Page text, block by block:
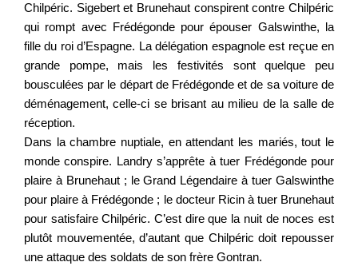
Chilpéric. Sigebert et Brunehaut conspirent contre Chilpéric
qui rompt avec Frédégonde pour épouser Galswinthe, la
fille du roi d’Espagne. La délégation espagnole est reçue en
grande pompe, mais les festivités sont quelque peu
bousculées par le départ de Frédégonde et de sa voiture de
déménagement, celle-ci se brisant au milieu de la salle de
réception.
Dans la chambre nuptiale, en attendant les mariés, tout le
monde conspire. Landry s’apprête à tuer Frédégonde pour
plaire à Brunehaut ; le Grand Légendaire à tuer Galswinthe
pour plaire à Frédégonde ; le docteur Ricin à tuer Brunehaut
pour satisfaire Chilpéric. C’est dire que la nuit de noces est
plutôt mouvementée, d’autant que Chilpéric doit repousser
une attaque des soldats de son frère Gontran.